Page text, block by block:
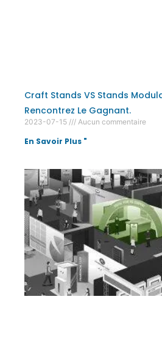
Craft Stands VS Stands
Rencontrez Le Gagnant.
2023-07-15 Aucun commentaire
En Savoir Plus "